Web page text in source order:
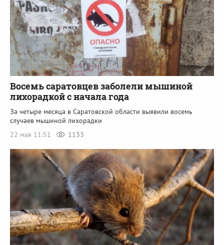
Восемь саратовцев заболели мышиной
лихорадкой с начала года
За четыре месяца в Саратовской области выявили восемь
случаев мышиной лихорадки
22 мая 11:51
1133